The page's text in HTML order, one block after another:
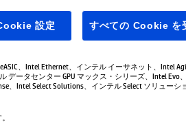
ゲーミングパソコン
、Intel Ethernet、インテル イーサネット、Intel
データセンター GPU マックス・シリーズ、Intel
、Intel Select Solutions、インテル Select ソリュ
設定 すべての Cookie を